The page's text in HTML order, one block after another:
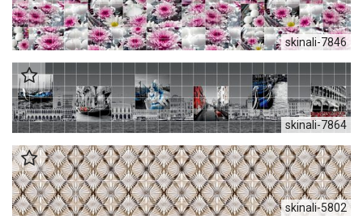
skinali-7846
skinali-7864
skinali-5802